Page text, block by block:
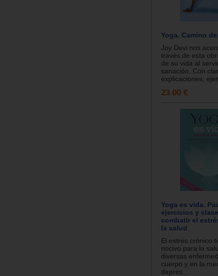
Yoga. Camino
Joy Devi nos
través de esta
de su vida al
sanación. Con
explicaciones,
23.00 €
Yoga es vida.
ejercicios y
combatir el
la salud
El estrés crónico
nocivo para la
diversas
cuerpo y en la
depres...